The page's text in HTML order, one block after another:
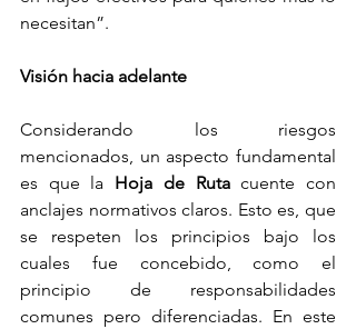
necesitan”.
Visión hacia adelante
Considerando los riesgos
mencionados, un aspecto fundamental
es que la Hoja de Ruta cuente con
anclajes normativos claros. Esto es, que
se respeten los principios bajo los
cuales fue concebido, como el
principio de responsabilidades
comunes pero diferenciadas. En este